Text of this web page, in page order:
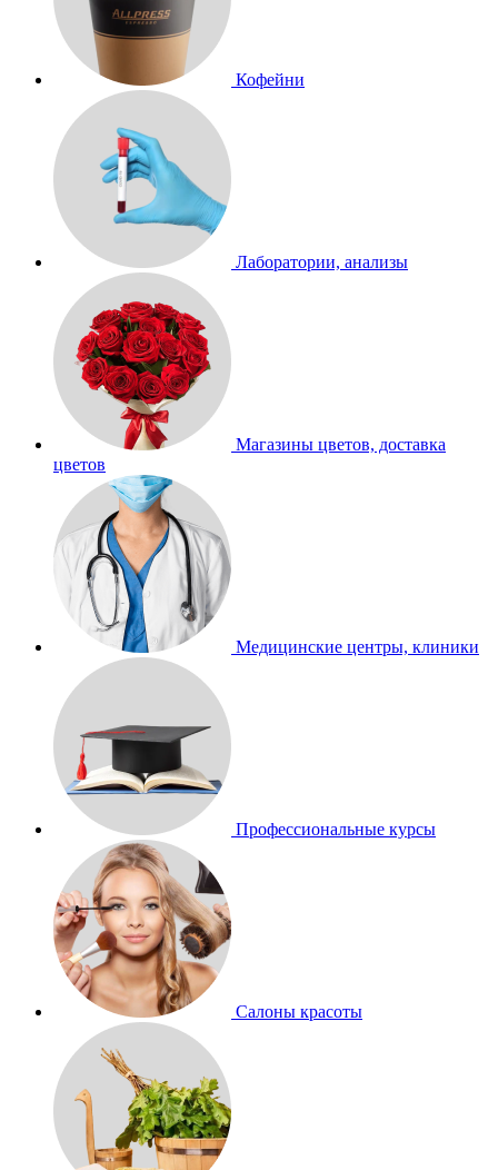
Кофейни
Лаборатории, анализы
Магазины цветов, доставка
цветов
Медицинские центры, клиники
Профессиональные курсы
Салоны красоты